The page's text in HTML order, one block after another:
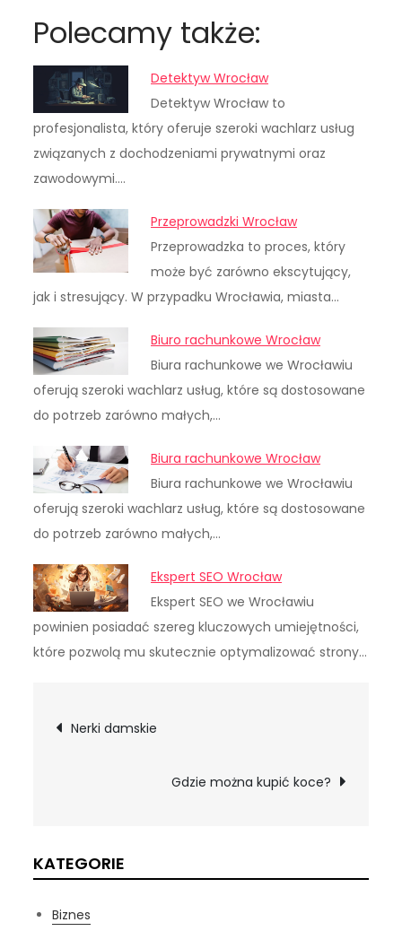
Polecamy także:
Detektyw Wrocław
Detektyw Wrocław to
profesjonalista, który oferuje szeroki wachlarz usług
związanych z dochodzeniami prywatnymi oraz
zawodowymi.…
Przeprowadzki Wrocław
Przeprowadzka to proces, który
może być zarówno ekscytujący,
jak i stresujący. W przypadku Wrocławia, miasta…
Biuro rachunkowe Wrocław
Biura rachunkowe we Wrocławiu
oferują szeroki wachlarz usług, które są dostosowane
do potrzeb zarówno małych,…
Biura rachunkowe Wrocław
Biura rachunkowe we Wrocławiu
oferują szeroki wachlarz usług, które są dostosowane
do potrzeb zarówno małych,…
Ekspert SEO Wrocław
Ekspert SEO we Wrocławiu
powinien posiadać szereg kluczowych umiejętności,
które pozwolą mu skutecznie optymalizować strony…
Nawigacja
Nerki damskie
Gdzie można kupić koce?
KATEGORIE
Biznes